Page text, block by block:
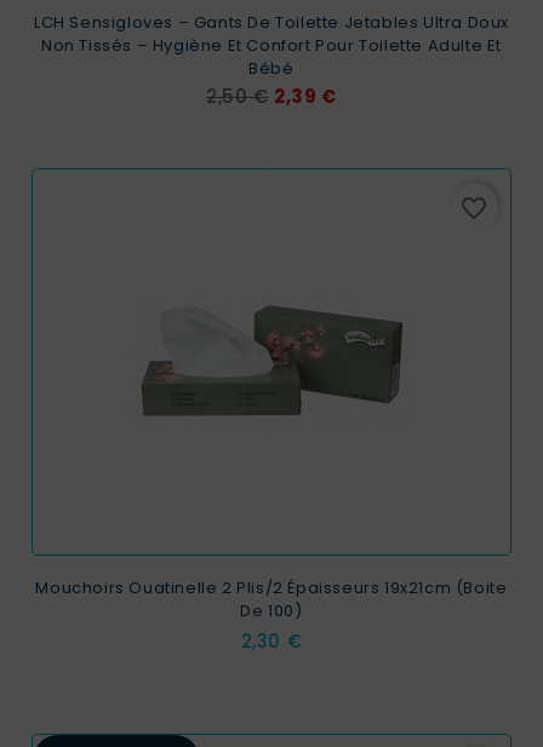
LCH Sensigloves – Gants De Toilette Jetables Ultra Doux
Non Tissés – Hygiène Et Confort Pour Toilette Adulte Et
Bébé
Prix
2,50 € Prix
2,39 €
favorite_border
Mouchoirs Ouatinelle 2 Plis/2 Épaisseurs 19x21cm (Boite
De 100)
Prix
2,30 €